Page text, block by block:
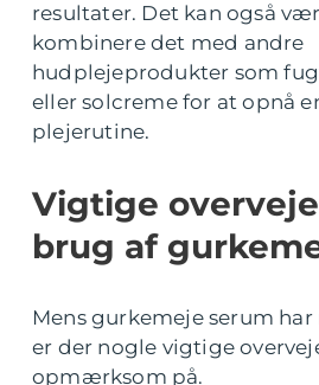
resultater. Det kan også
kombinere det med andre
hudplejeprodukter som
eller solcreme for at opnå
plejerutine.
Vigtige
brug af
Mens gurkemeje serum
er der nogle vigtige
opmærksom på.